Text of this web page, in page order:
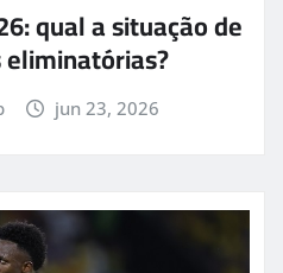
qual a situação de
jun 23, 2026